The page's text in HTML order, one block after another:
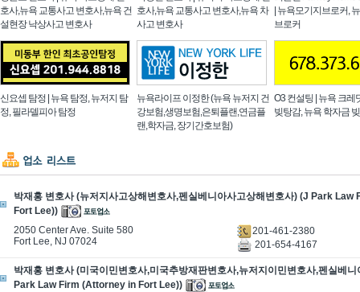
호사,뉴욕 교통사고 변호사,뉴욕 건
설현장 낙상사고 변호사
호사,뉴욕 교통사고 변호사,뉴욕 차
사고 변호사
| 뉴욕모기지브로커,
브로커
신요셉 탐정 | 뉴욕 탐정, 뉴저지 탐
정, 필라델피아 탐정
뉴욕라이프 이정한 (뉴욕 뉴저지 건
강보험,생명보험,은퇴플랜,연금플
랜,학자금, 장기간호보험)
O3 컨설팅 | 뉴욕 크레
빚탕감, 뉴욕 학자금 빚
박재홍 변호사 (뉴저지사고상해변호사,펜실베니아사고상해변호사) (J Park
Fort Lee))
2050 Center Ave. Suite 580
Fort Lee, NJ 07024
201-461-2380
201-654-4167
박재홍 변호사 (미국이민변호사,미국추방재판변호사,뉴저지이민변호사,펜실베
Park Law Firm (Attorney in Fort Lee))